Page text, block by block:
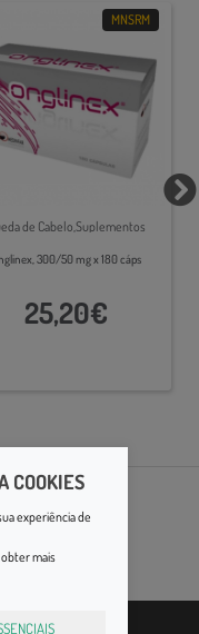
MNSRM
de Cabelo,Suplementos
300/50 mg x 180 cáps
25,20€
COOKIES
experiência de
mais